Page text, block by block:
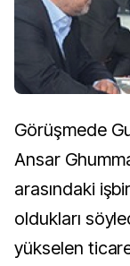
Görüşmede
Ansar
arasındaki
oldukları
yükselen